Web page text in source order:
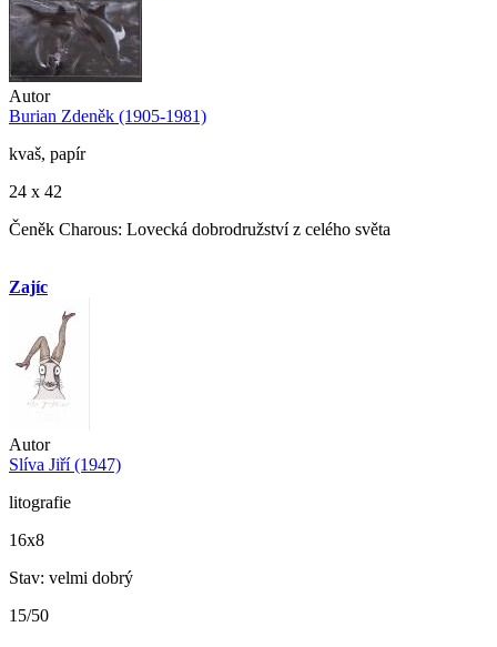
Autor
Burian Zdeněk (1905-1981)
kvaš, papír
24 x 42
Čeněk Charous: Lovecká dobrodružství z celého světa
Zajíc
Autor
Slíva Jiří (1947)
litografie
16x8
Stav: velmi dobrý
15/50